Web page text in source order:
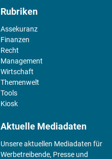
Rubriken
Assekuranz
Finanzen
Recht
Management
Wirtschaft
Themenwelt
Tools
Kiosk
Aktuelle Mediadaten
Unsere aktuellen Mediadaten für
Werbetreibende, Presse und